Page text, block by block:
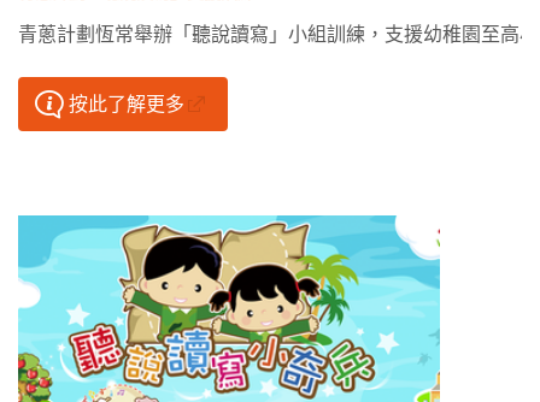
青蔥計劃恆常舉辦「聽說讀寫」小組訓練，支援幼稚園至高
按此了解更多